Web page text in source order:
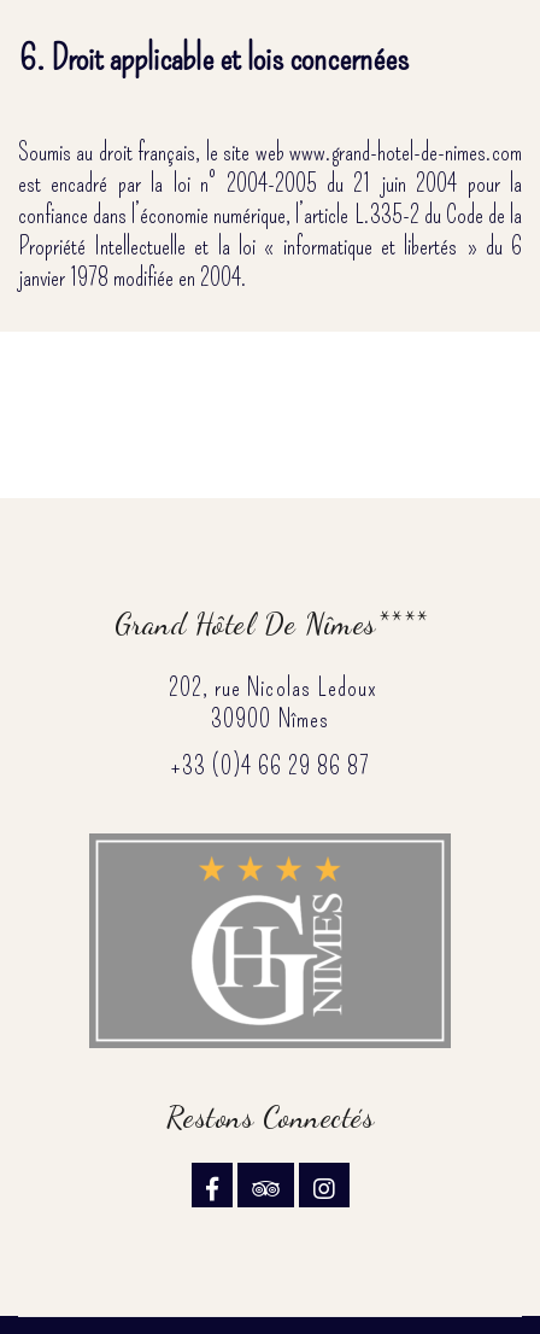
6. Droit applicable et lois concernées
Soumis au droit français, le site web www.grand-hotel-de-nimes.com
est encadré par la loi n° 2004-2005 du 21 juin 2004 pour la
confiance dans l’économie numérique, l’article L.335-2 du Code de la
Propriété Intellectuelle et la loi « informatique et libertés » du 6
janvier 1978 modifiée en 2004.
Grand Hôtel De Nîmes****
202, rue Nicolas Ledoux
30900 Nîmes
+33 (0)4 66 29 86 87
Restons Connectés